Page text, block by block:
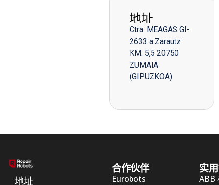
地址
Ctra. MEAGAS GI-
2633 a Zarautz
KM. 5,5 20750
ZUMAIA
(GIPUZKOA)
地址
合作伙伴
Eurobots
实
ABB